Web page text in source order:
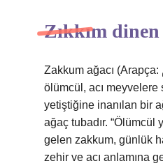
Zıkkım
Zakkum ağacı (Arapça: زقوم), İslam’a göre
ölümcül, acı
yetiştiğine inanılan bir
ağaç tubadır. “Ölümcül
gelen zakkum, günlük
zehir ve acı anlamına